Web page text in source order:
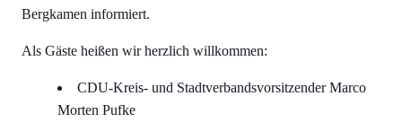
Bergkamen informiert.
Als Gäste heißen wir herzlich willkommen:
CDU-Kreis- und Stadtverbandsvorsitzender Marco
Morten Pufke